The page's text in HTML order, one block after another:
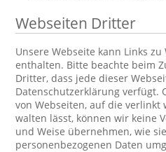
Webseiten Dritter
Unsere Webseite kann Links
enthalten. Bitte beachte beim
Dritter, dass jede dieser
Datenschutzerklärung verfügt.
von Webseiten, auf die verlinkt
walten lässt, können wir keine
und Weise übernehmen, wie
personenbezogenen Daten